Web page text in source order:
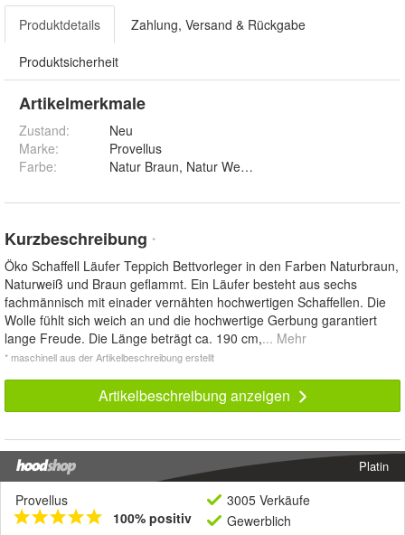
Produktdetails Zahlung, Versand & Rückgabe
Produktsicherheit
Artikelmerkmale
Zustand:
Neu
Marke:
Provellus
Farbe:
Kurzbeschreibung *
Öko Schaffell Läufer Teppich Bettvorleger in den Farben Naturbraun,
Naturweiß und Braun geflammt. Ein Läufer besteht aus sechs
fachmännisch mit einader vernähten hochwertigen Schaffellen. Die
Wolle fühlt sich weich an und die hochwertige Gerbung garantiert
lange Freude. Die Länge beträgt ca. 190 cm,... Mehr
* maschinell aus der Artikelbeschreibung erstellt
Artikelbeschreibung anzeigen
Platin
Provellus
100% positiv
3005 Verkäufe
Gewerblich